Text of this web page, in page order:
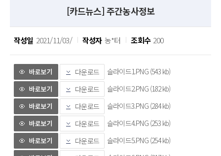
[카드뉴스] 주간농사정보
작성일 2021/11/03/ 작성자 농*터 조회수 200
다운로드
슬라이드1.PNG (543 kb)
다운로드
슬라이드2.PNG (182 kb)
다운로드
슬라이드3.PNG (284 kb)
다운로드
슬라이드4.PNG (253 kb)
다운로드
슬라이드5.PNG (254 kb)